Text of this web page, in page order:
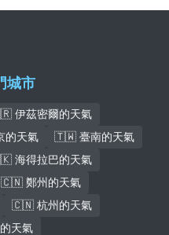
城市
伊茲密爾的天氣
天氣
🇹🇼 臺南的天氣
海得拉巴的天氣
🇨🇳 鄭州的天氣
🇨🇳 杭州的天氣
天氣